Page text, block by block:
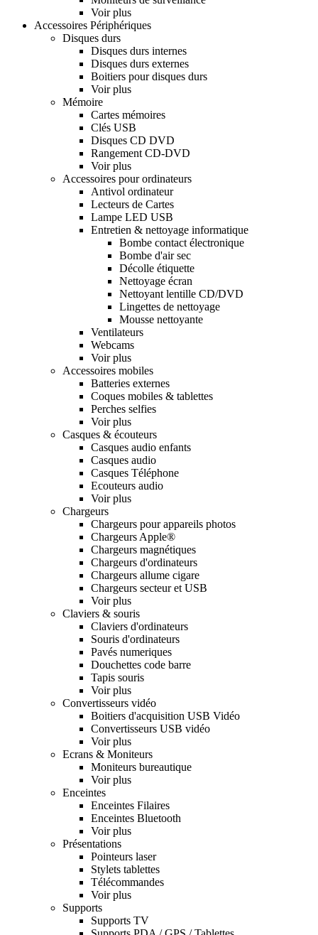
Voir plus
Accessoires Périphériques
Disques durs
Disques durs internes
Disques durs externes
Boitiers pour disques durs
Voir plus
Mémoire
Cartes mémoires
Clés USB
Disques CD DVD
Rangement CD-DVD
Voir plus
Accessoires pour ordinateurs
Antivol ordinateur
Lecteurs de Cartes
Lampe LED USB
Entretien & nettoyage informatique
Bombe contact électronique
Bombe d'air sec
Décolle étiquette
Nettoyage écran
Nettoyant lentille CD/DVD
Lingettes de nettoyage
Mousse nettoyante
Ventilateurs
Webcams
Voir plus
Accessoires mobiles
Batteries externes
Coques mobiles & tablettes
Perches selfies
Voir plus
Casques & écouteurs
Casques audio enfants
Casques audio
Casques Téléphone
Ecouteurs audio
Voir plus
Chargeurs
Chargeurs pour appareils photos
Chargeurs Apple®
Chargeurs magnétiques
Chargeurs d'ordinateurs
Chargeurs allume cigare
Chargeurs secteur et USB
Voir plus
Claviers & souris
Claviers d'ordinateurs
Souris d'ordinateurs
Pavés numeriques
Douchettes code barre
Tapis souris
Voir plus
Convertisseurs vidéo
Boitiers d'acquisition USB Vidéo
Convertisseurs USB vidéo
Voir plus
Ecrans & Moniteurs
Moniteurs bureautique
Voir plus
Enceintes
Enceintes Filaires
Enceintes Bluetooth
Voir plus
Présentations
Pointeurs laser
Stylets tablettes
Télécommandes
Voir plus
Supports
Supports TV